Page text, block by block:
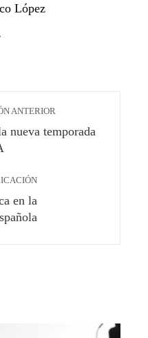
López
ANTERIOR
nueva temporada
en la